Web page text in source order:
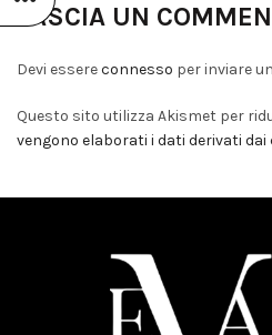
LASCIA UN
Devi essereconnesso per inviare
Questo sito utilizza Akismet per
vengono elaborati i dati derivati